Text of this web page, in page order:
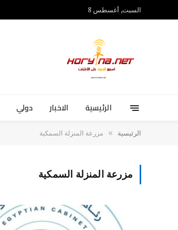
السبت, أغسطس 8
الرئيسية الاخبار دولي
الرئيسية » مزرعة المنزلة السمكية
مزرعة المنزلة السمكية